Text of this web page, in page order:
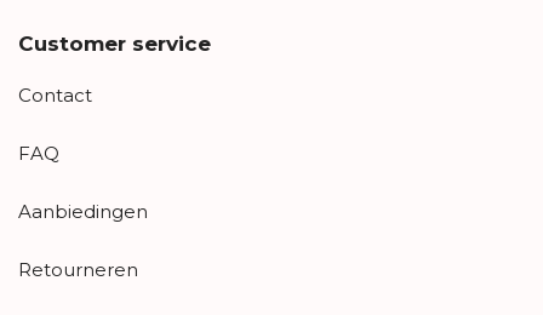
Customer service
Contact
FAQ
Aanbiedingen
Retourneren